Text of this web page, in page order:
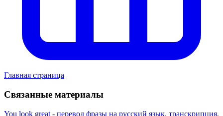
Главная страница
Связанные материалы
You look great - перевод фразы на русский язык, транскрипция,